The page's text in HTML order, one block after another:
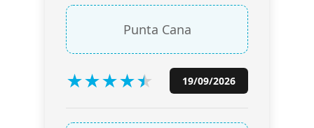
Punta Cana
★★★★★
★ 19/09/2026